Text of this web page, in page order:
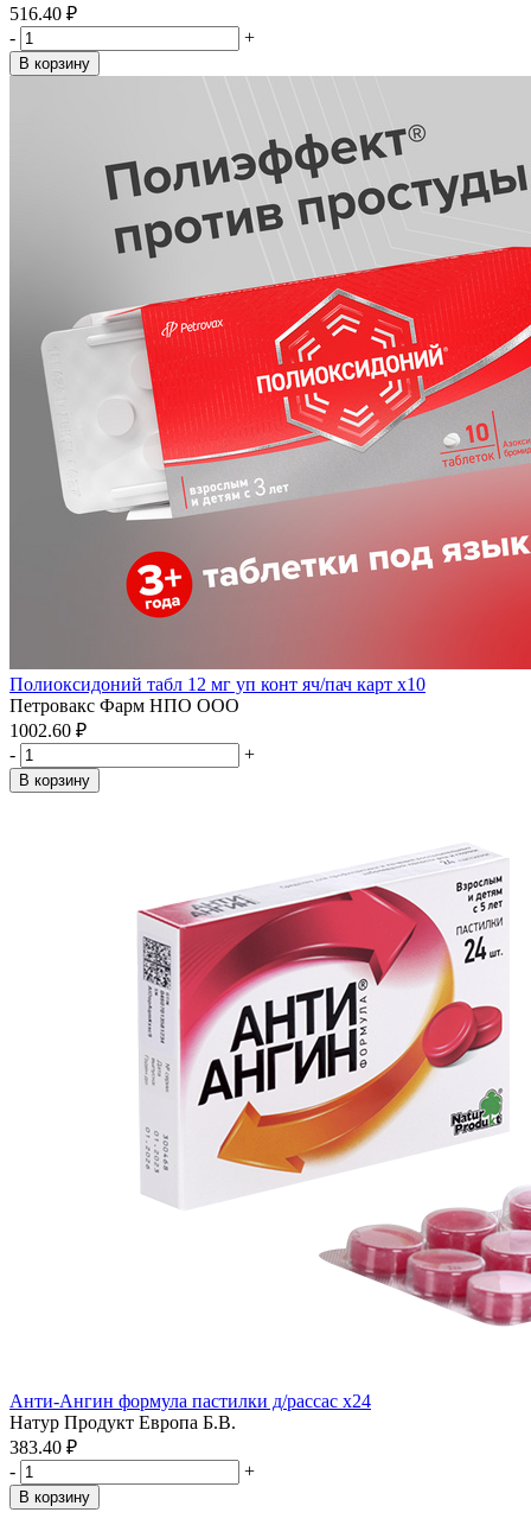
516.40 ₽
-
+
В корзину
Полиоксидоний табл 12 мг уп конт яч/пач карт x10
Петровакс Фарм НПО ООО
1002.60 ₽
-
+
В корзину
Анти-Ангин формула пастилки д/рассас x24
Натур Продукт Европа Б.В.
383.40 ₽
-
+
В корзину